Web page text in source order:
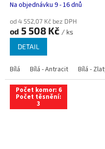
Na objednávku 9 - 16 dnů
od 4 552,07 Kč bez DPH
od 5 508 Kč / ks
DETAIL
Bílá Bílá - Antracit Bílá -
Počet komor: 6
Počet těsnění:
3